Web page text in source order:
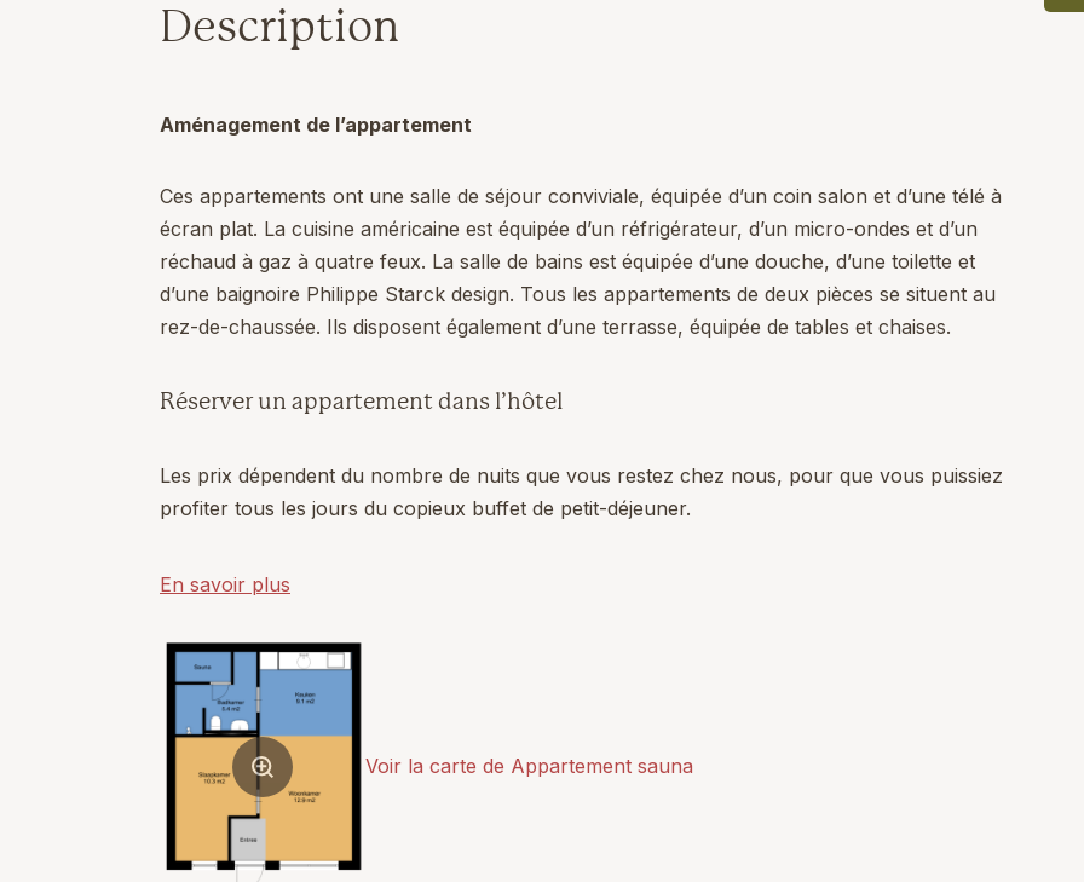
Description
Aménagement de l’appartement
Ces appartements ont une salle de séjour conviviale, équipée d’un coin salon et d’une télé à
écran plat. La cuisine américaine est équipée d’un réfrigérateur, d’un micro-ondes et d’un
réchaud à gaz à quatre feux. La salle de bains est équipée d’une douche, d’une toilette et
d’une baignoire Philippe Starck design. Tous les appartements de deux pièces se situent au
rez-de-chaussée. Ils disposent également d’une terrasse, équipée de tables et chaises.
Réserver un appartement dans l’hôtel
Les prix dépendent du nombre de nuits que vous restez chez nous, pour que vous puissiez
profiter tous les jours du copieux buffet de petit-déjeuner.
En savoir plus
Voir la carte de Appartement sauna